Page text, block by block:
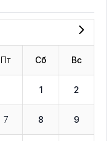
Пт Сб Вс
1 2
7 8 9